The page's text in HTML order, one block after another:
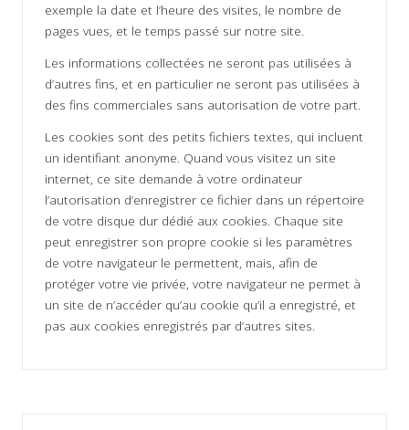
exemple la date et l’heure des visites, le nombre de
pages vues, et le temps passé sur notre site.
Les informations collectées ne seront pas utilisées à
d’autres fins, et en particulier ne seront pas utilisées à
des fins commerciales sans autorisation de votre part.
Les cookies sont des petits fichiers textes, qui incluent
un identifiant anonyme. Quand vous visitez un site
internet, ce site demande à votre ordinateur
l’autorisation d’enregistrer ce fichier dans un répertoire
de votre disque dur dédié aux cookies. Chaque site
peut enregistrer son propre cookie si les paramètres
de votre navigateur le permettent, mais, afin de
protéger votre vie privée, votre navigateur ne permet à
un site de n’accéder qu’au cookie qu’il a enregistré, et
pas aux cookies enregistrés par d’autres sites.